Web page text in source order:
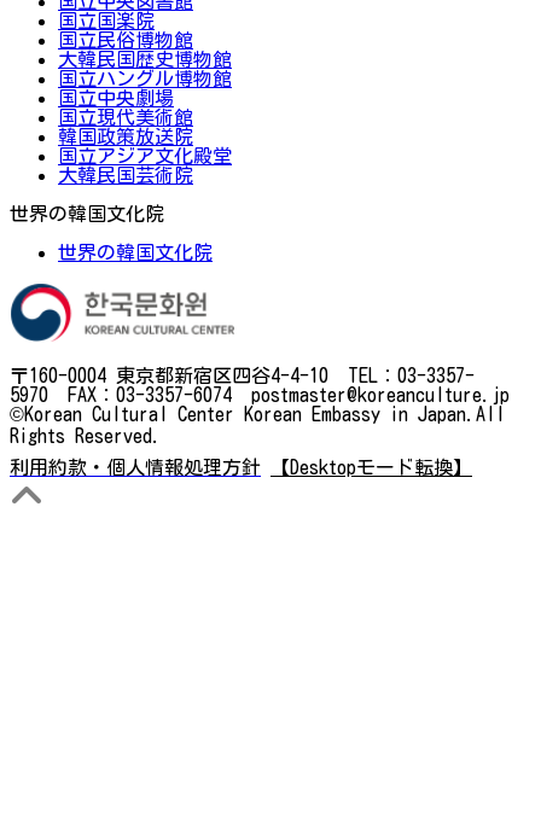
国立国楽院
国立民俗博物館
大韓民国歴史博物館
国立ハングル博物館
国立中央劇場
国立現代美術館
韓国政策放送院
国立アジア文化殿堂
大韓民国芸術院
世界の韓国文化院
世界の韓国文化院
〒160-0004 東京都新宿区四谷4-4-10 TEL：03-3357-
5970 FAX：03-3357-6074 postmaster@koreanculture.jp
©Korean Cultural Center Korean Embassy in Japan.All
Rights Reserved.
利用約款・個人情報処理方針
【Desktopモード転換】